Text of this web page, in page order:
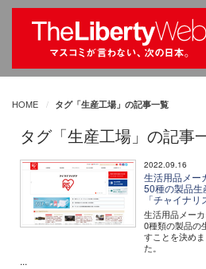
HOME タグ「生産工場」の記事一覧
タグ「生産工場」の記事
2022.09.16
生活用品メー
50種の製品生
「チャイナ
生活用品メー
0種類の製品の
すことを決め
た。
...